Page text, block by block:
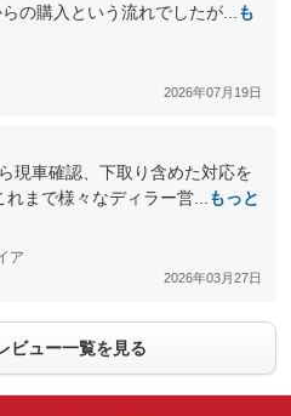
の購入という流れでしたが...
も
2026年07月19日
現車確認、下取り含めた対応を
まで様々なディラー営...
もっと
ア
2026年03月27日
ビュー一覧を見る